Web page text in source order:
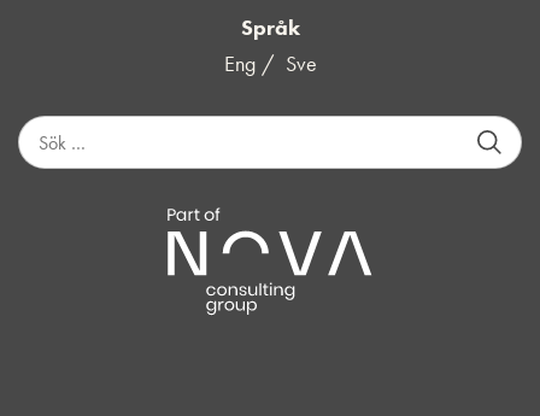
Språk
Eng
Sve
S
ö
k